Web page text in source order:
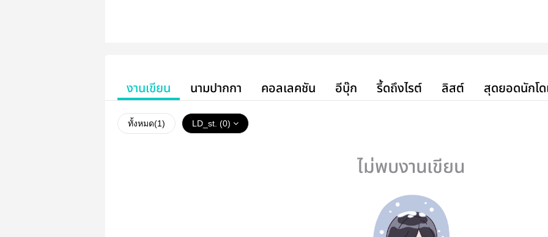
งานเขียน นามปากกา คอลเลคชัน อีบุ๊ก รี้ดถึงไรต์ ลิสต์ สุดยอดนักโ
ทั้งหมด(1) LD_st. (0)
ไม่พบงานเขียน